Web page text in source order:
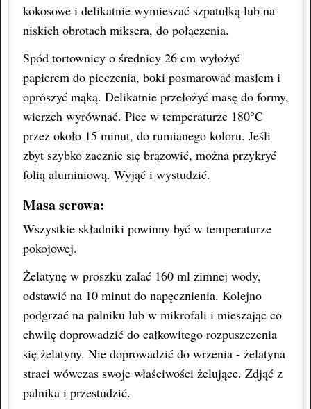
kokosowe i delikatnie wymieszać szpatułką lub na
niskich obrotach miksera, do połączenia.
Spód tortownicy o średnicy 26 cm wyłożyć
papierem do pieczenia, boki posmarować masłem i
oprószyć mąką. Delikatnie przełożyć masę do formy,
wierzch wyrównać. Piec w temperaturze 180°C
przez około 15 minut, do rumianego koloru. Jeśli
zbyt szybko zacznie się brązowić, można przykryć
folią aluminiową. Wyjąć i wystudzić.
Masa serowa:
Wszystkie składniki powinny być w temperaturze
pokojowej.
Żelatynę w proszku zalać 160 ml zimnej wody,
odstawić na 10 minut do napęcznienia. Kolejno
podgrzać na palniku lub w mikrofali i mieszając co
chwilę doprowadzić do całkowitego rozpuszczenia
się żelatyny. Nie doprowadzić do wrzenia - żelatyna
straci wówczas swoje właściwości żelujące. Zdjąć z
palnika i przestudzić.